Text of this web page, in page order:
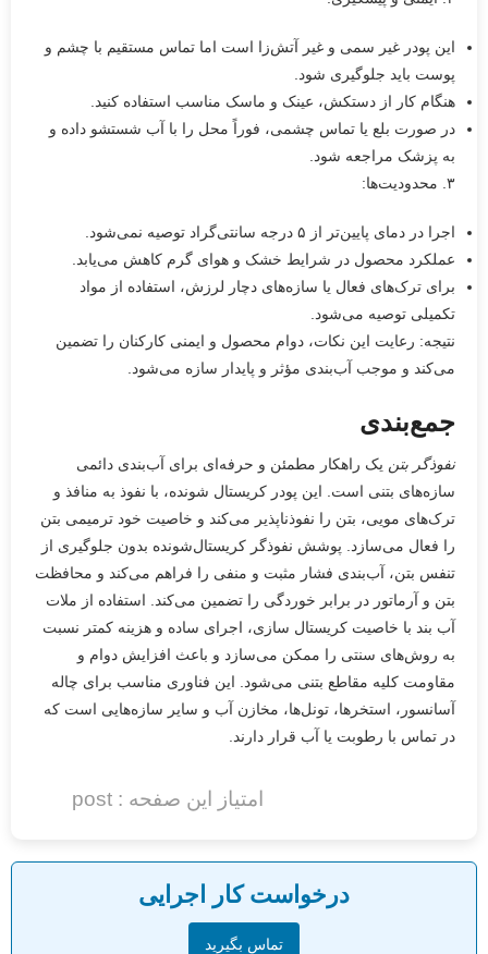
این پودر غیر سمی و غیر آتش‌زا است اما تماس مستقیم با چشم و
پوست باید جلوگیری شود.
هنگام کار از دستکش، عینک و ماسک مناسب استفاده کنید.
در صورت بلع یا تماس چشمی، فوراً محل را با آب شستشو داده و
به پزشک مراجعه شود.
۳. محدودیت‌ها:
اجرا در دمای پایین‌تر از ۵ درجه سانتی‌گراد توصیه نمی‌شود.
عملکرد محصول در شرایط خشک و هوای گرم کاهش می‌یابد.
برای ترک‌های فعال یا سازه‌های دچار لرزش، استفاده از مواد
تکمیلی توصیه می‌شود.
نتیجه: رعایت این نکات، دوام محصول و ایمنی کارکنان را تضمین
می‌کند و موجب آب‌بندی مؤثر و پایدار سازه می‌شود.
جمع‌بندی
نفوذگر بتن یک راهکار مطمئن و حرفه‌ای برای آب‌بندی دائمی
سازه‌های بتنی است. این پودر کریستال شونده، با نفوذ به منافذ و
ترک‌های مویی، بتن را نفوذناپذیر می‌کند و خاصیت خود ترمیمی بتن
را فعال می‌سازد. پوشش نفوذگر کریستال‌شونده بدون جلوگیری از
تنفس بتن، آب‌بندی فشار مثبت و منفی را فراهم می‌کند و محافظت
بتن و آرماتور در برابر خوردگی را تضمین می‌کند. استفاده از ملات
آب بند با خاصیت کریستال سازی، اجرای ساده و هزینه کمتر نسبت
به روش‌های سنتی را ممکن می‌سازد و باعث افزایش دوام و
مقاومت کلیه مقاطع بتنی می‌شود. این فناوری مناسب برای چاله
آسانسور، استخرها، تونل‌ها، مخازن آب و سایر سازه‌هایی است که
در تماس با رطوبت یا آب قرار دارند.
امتیاز این صفحه : post
درخواست کار اجرایی
تماس بگیرید